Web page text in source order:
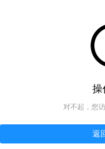
操
对不起，您
返